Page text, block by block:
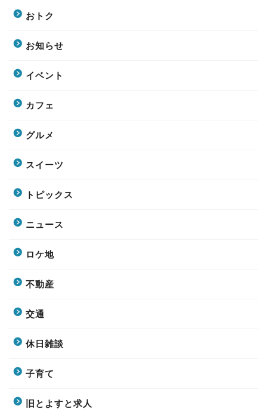
おトク
お知らせ
イベント
カフェ
グルメ
スイーツ
トピックス
ニュース
ロケ地
不動産
交通
休日雑談
子育て
旧とよすと求人